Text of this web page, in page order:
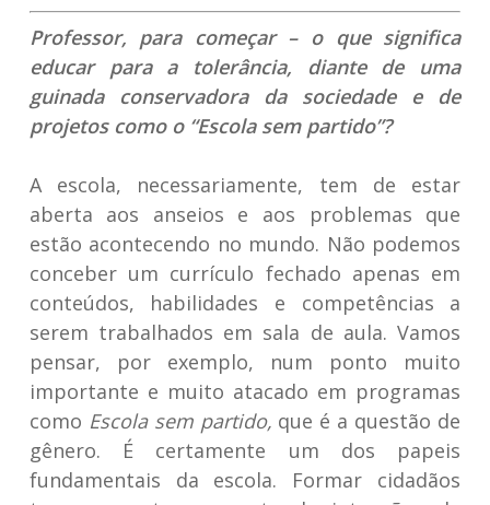
Professor, para começar – o que significa
educar para a tolerância, diante de uma
guinada conservadora da sociedade e de
projetos como o “Escola sem partido”?
A escola, necessariamente, tem de estar
aberta aos anseios e aos problemas que
estão acontecendo no mundo. Não podemos
conceber um currículo fechado apenas em
conteúdos, habilidades e competências a
serem trabalhados em sala de aula. Vamos
pensar, por exemplo, num ponto muito
importante e muito atacado em programas
como Escola sem partido, que é a questão de
gênero. É certamente um dos papeis
fundamentais da escola. Formar cidadãos